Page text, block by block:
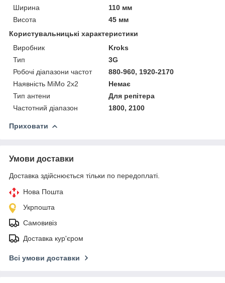
Ширина
110 мм
Висота
45 мм
Користувальницькі характеристики
Виробник
Kroks
Тип
3G
Робочі діапазони частот
880-960, 1920-2170
Наявність MiMo 2x2
Немає
Тип антени
Для репітера
Частотний діапазон
1800, 2100
Приховати
Умови доставки
Доставка здійснюється тільки по передоплаті.
Нова Пошта
Укрпошта
Самовивіз
Доставка кур'єром
Всі умови доставки